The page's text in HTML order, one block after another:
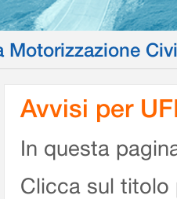
Motorizzazione
Avvisi per
In questa
Clicca sul titolo